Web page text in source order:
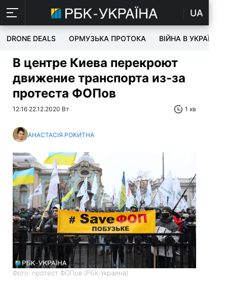
UA
DRONE DEALS ОРМУЗЬКА ПРОТОКА ВІЙНА В УКРАЇНІ
В центре Киева перекроют
движение транспорта из-за
протеста ФОПов
12:16 22.12.2020 Вт 1 хв
АНАСТАСІЯ РОКИТНА
Фото: протест ФОПов (РБК-Украина)